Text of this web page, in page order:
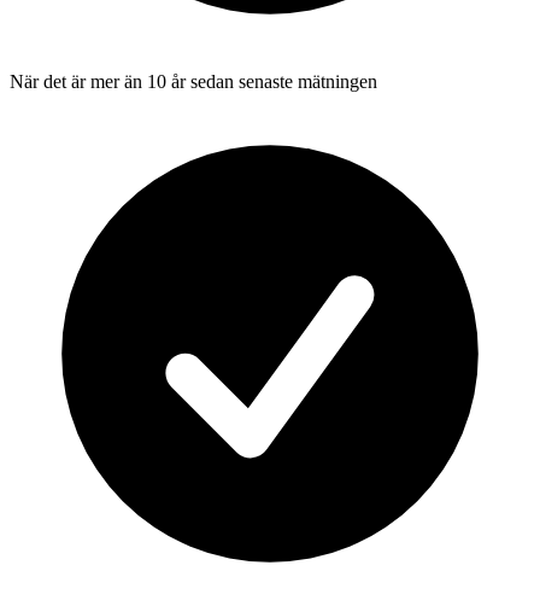
När det är mer än 10 år sedan senaste mätningen